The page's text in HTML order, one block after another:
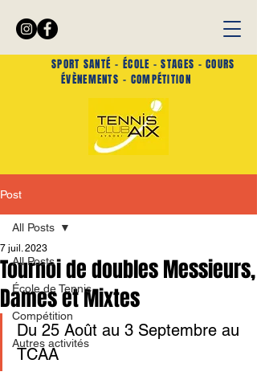
SPORT SANTÉ -
ÉVÈNEMENTS
ÉCOLE - STAGES - COURS
- COMPÉTITION
Post
All Posts
École de Tennis
Compétition
Autres activités
All Posts
Tournoi de doubles Messieurs,
Dames et Mixtes
7 juil. 2023
Du 25 Août au 3 Septembre au
TCAA